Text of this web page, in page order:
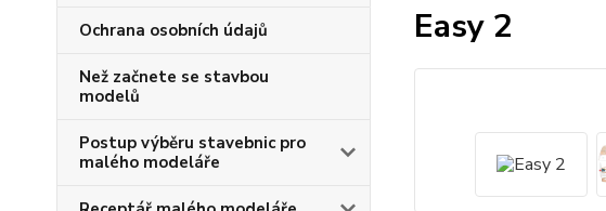
Ochrana osobních údajů
Než začnete se stavbou
modelů
Postup výběru stavebnic pro
malého modeláře
Easy 2